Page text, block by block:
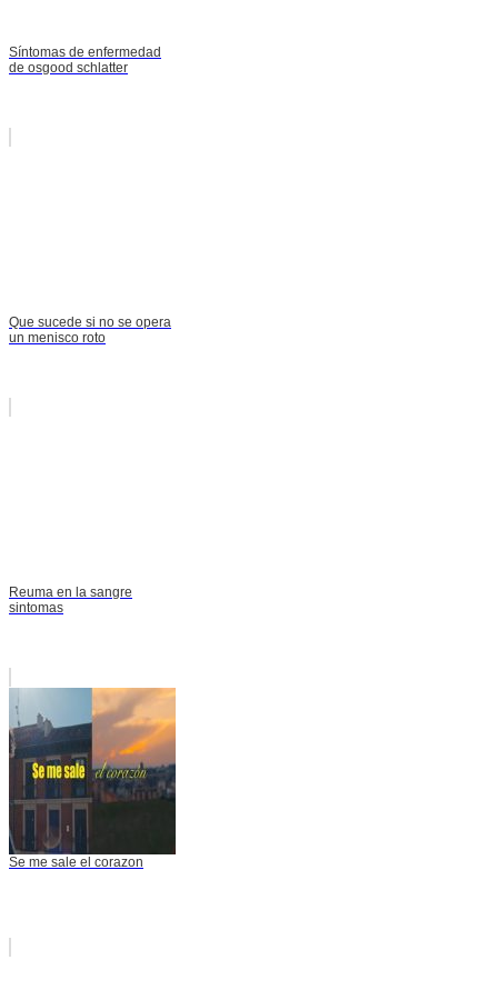
Síntomas de enfermedad
de osgood schlatter
Que sucede si no se opera
un menisco roto
Reuma en la sangre
sintomas
Se me sale el corazon